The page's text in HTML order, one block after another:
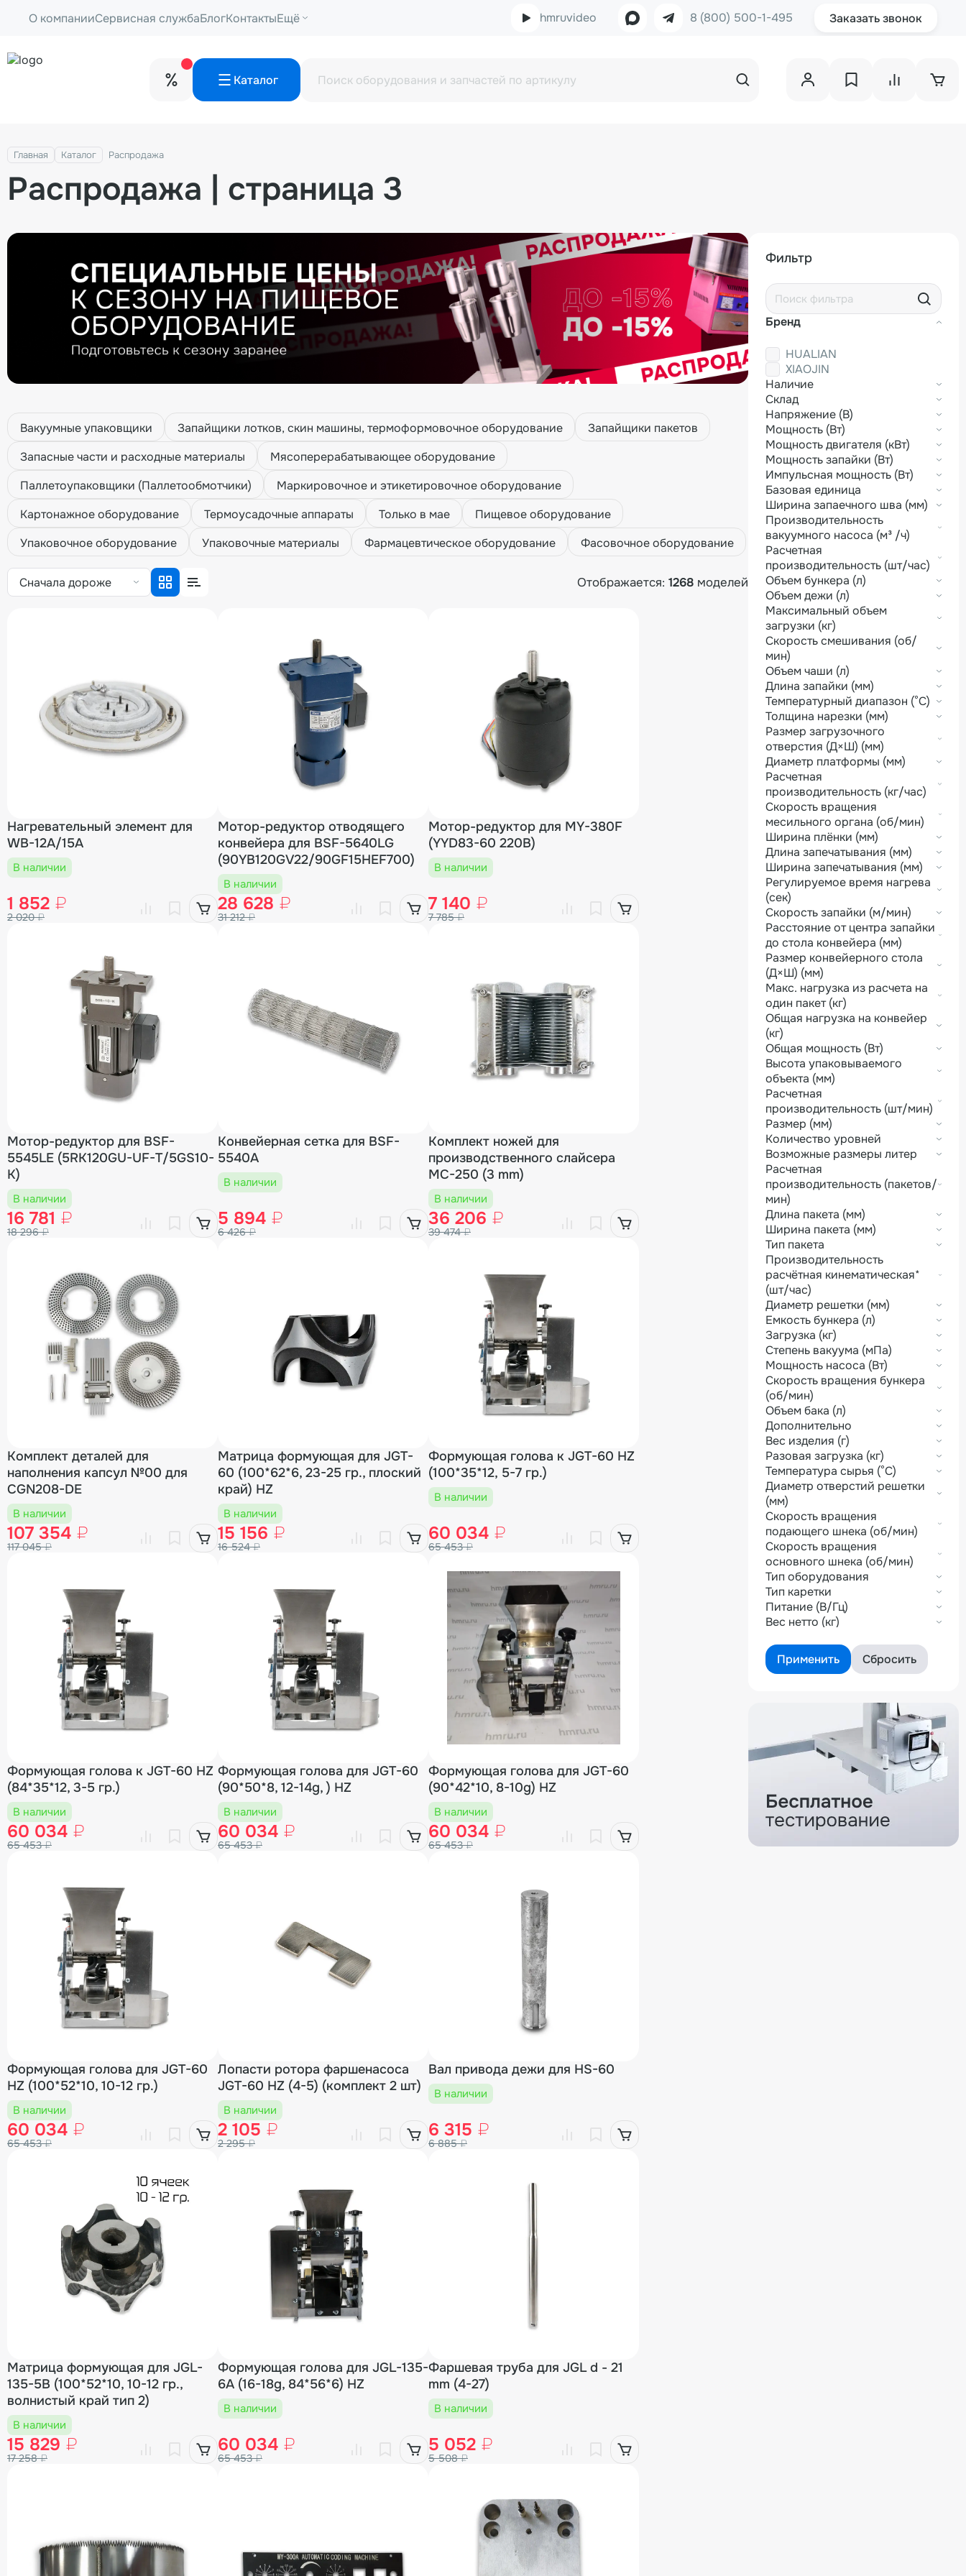
О компанииСервисная службаБлогКонтактыЕщё hmruvideo 8 (800) 500-1-495 Заказать звонок
Каталог
Главная Каталог Распродажа
Распродажа | страница 3
Фильтр
Бренд
HUALIAN
XIAOJIN
Наличие
Склад
Напряжение (В)
Мощность (Вт)
Мощность двигателя (кВт)
Мощность запайки (Вт)
Импульсная мощность (Вт)
Базовая единица
Ширина запаечного шва (мм)
Производительность
вакуумного насоса (м³ /ч)
Расчетная
производительность (шт/час)
Объем бункера (л)
Объем дежи (л)
Максимальный объем
загрузки (кг)
Скорость смешивания (об/
мин)
Объем чаши (л)
Длина запайки (мм)
Температурный диапазон (°С)
Толщина нарезки (мм)
Размер загрузочного
отверстия (Д×Ш) (мм)
Диаметр платформы (мм)
Расчетная
производительность (кг/час)
Скорость вращения
месильного органа (об/мин)
Ширина плёнки (мм)
Длина запечатывания (мм)
Ширина запечатывания (мм)
Регулируемое время нагрева
(сек)
Скорость запайки (м/мин)
Расстояние от центра запайки
до стола конвейера (мм)
Размер конвейерного стола
(Д×Ш) (мм)
Макс. нагрузка из расчета на
один пакет (кг)
Общая нагрузка на конвейер
(кг)
Общая мощность (Вт)
Высота упаковываемого
объекта (мм)
Расчетная
производительность (шт/мин)
Размер (мм)
Количество уровней
Возможные размеры литер
Расчетная
производительность (пакетов/
мин)
Длина пакета (мм)
Ширина пакета (мм)
Тип пакета
Производительность
расчётная кинематическая*
(шт/час)
Диаметр решетки (мм)
Емкость бункера (л)
Загрузка (кг)
Степень вакуума (мПа)
Мощность насоса (Вт)
Скорость вращения бункера
(об/мин)
Объем бака (л)
Дополнительно
Вес изделия (г)
Разовая загрузка (кг)
Температура сырья (°C)
Диаметр отверстий решетки
(мм)
Скорость вращения
подающего шнека (об/мин)
Скорость вращения
основного шнека (об/мин)
Тип оборудования
Тип каретки
Питание (В/Гц)
Вес нетто (кг)
Применить
Сбросить
Вакуумные упаковщики Запайщики лотков, скин машины, термоформовочное оборудование
Запайщики пакетов
Запасные части и расходные материалы
Мясоперерабатывающее оборудование
Паллетоупаковщики (Паллетообмотчики)
Маркировочное и этикетировочное оборудование
Картонажное оборудование
Термоусадочные аппараты Только в мае
Пищевое оборудование
Упаковочное оборудование
Упаковочные материалы Фармацевтическое оборудование Фасовочноe оборудование
Сначала дороже Отображается: 1268 моделей
Нагревательный элемент для
WB-12A/15A
В наличии
1 852 ₽
2 020₽
Мотор-редуктор отводящего
конвейера для BSF-5640LG
(90YB120GV22/90GF15HEF700)
В наличии
28 628 ₽
31 212₽
Мотор-редуктор для MY-380F
(YYD83-60 220В)
В наличии
7 140 ₽
7 785₽
Мотор-редуктор для BSF-
5545LE (5RK120GU-UF-T/5GS10-
K)
В наличии
16 781 ₽
18 296₽
Конвейерная сетка для BSF-
5540A
В наличии
5 894 ₽
6 426₽
Комплект ножей для
производственного слайсера
MC-250 (3 mm)
В наличии
36 206 ₽
39 474₽
Комплект деталей для
наполнения капсул №00 для
CGN208-DE
В наличии
107 354 ₽
117 045₽
Матрица формующая для JGT-
60 (100*62*6, 23-25 гр., плоский
край) HZ
В наличии
15 156 ₽
16 524₽
Формующая голова к JGT-60 HZ
(100*35*12, 5-7 гр.)
В наличии
60 034 ₽
65 453₽
Формующая голова к JGT-60 HZ
(84*35*12, 3-5 гр.)
В наличии
60 034 ₽
65 453₽
Формующая голова для JGT-60
(90*50*8, 12-14g, ) HZ
В наличии
60 034 ₽
65 453₽
Формующая голова для JGT-60
(90*42*10, 8-10g) HZ
В наличии
60 034 ₽
65 453₽
Формующая голова для JGT-60
HZ (100*52*10, 10-12 гр.)
В наличии
60 034 ₽
65 453₽
Лопасти ротора фаршенасоса
JGT-60 HZ (4-5) (комплект 2 шт)
В наличии
2 105 ₽
2 295₽
Вал привода дежи для HS-60
В наличии
6 315 ₽
6 885₽
Матрица формующая для JGL-
135-5B (100*52*10, 10-12 гр.,
волнистый край тип 2)
В наличии
15 829 ₽
17 258₽
Формующая голова для JGL-135-
6A (16-18g, 84*56*6) HZ
В наличии
60 034 ₽
65 453₽
Фаршевая труба для JGL d - 21
mm (4-27)
В наличии
5 052 ₽
5 508₽